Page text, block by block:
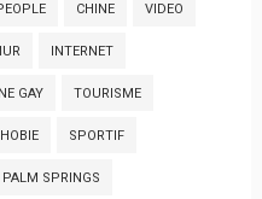
CHINE VIDEO
INTERNET
GAY TOURISME
SPORTIF
PALM SPRINGS